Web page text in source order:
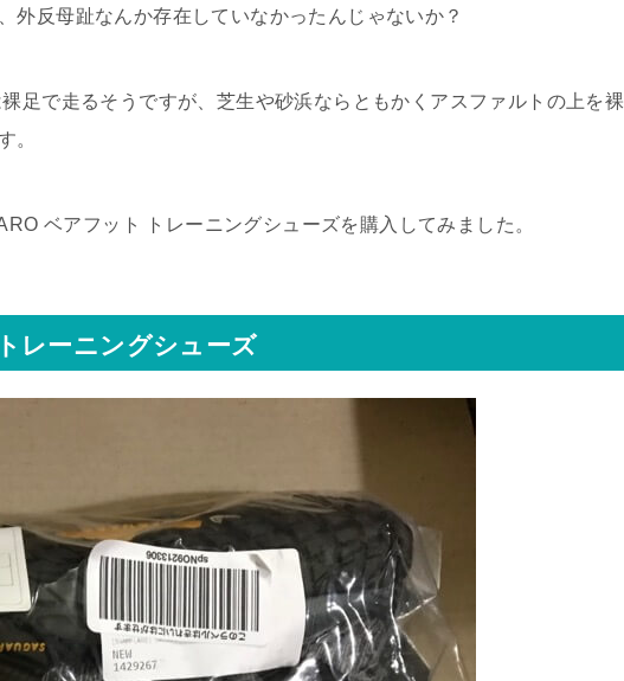
外反母趾なんか存在していなかったんじゃないか？
足で走るそうですが、芝生や砂浜ならともかくアスファルトの上を裸
。
ベアフット トレーニングシューズを購入してみました。
レーニングシューズ